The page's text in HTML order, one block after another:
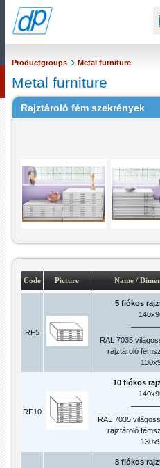
Productgroups Metal furniture
Metal furniture
Rajztároló fém szekrények
Code Picture Name /
RF5
5 fiókos
RAL 7035
rajztároló
RF10
10 fiókos
RAL 7035
rajztároló
8 fiókos